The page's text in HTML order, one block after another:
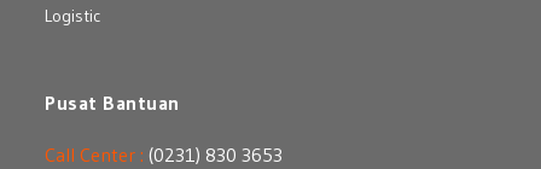
Logistic
Pusat Bantuan
Call Center : (0231) 830 3653